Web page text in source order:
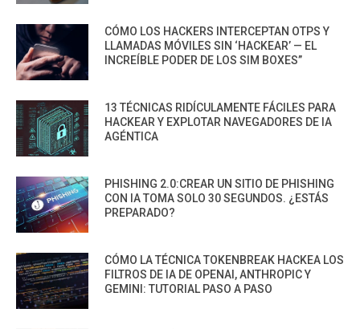
CÓMO LOS HACKERS INTERCEPTAN OTPS Y
LLAMADAS MÓVILES SIN ‘HACKEAR’ — EL
INCREÍBLE PODER DE LOS SIM BOXES”
13 TÉCNICAS RIDÍCULAMENTE FÁCILES PARA
HACKEAR Y EXPLOTAR NAVEGADORES DE IA
AGÉNTICA
PHISHING 2.0:CREAR UN SITIO DE PHISHING
CON IA TOMA SOLO 30 SEGUNDOS. ¿ESTÁS
PREPARADO?
CÓMO LA TÉCNICA TOKENBREAK HACKEA LOS
FILTROS DE IA DE OPENAI, ANTHROPIC Y
GEMINI: TUTORIAL PASO A PASO